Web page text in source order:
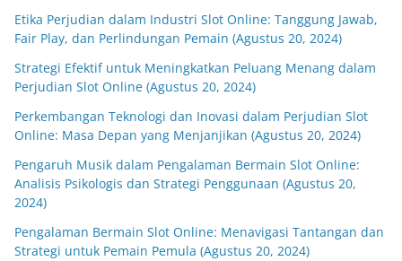
Etika Perjudian dalam Industri Slot Online: Tanggung Jawab,
Fair Play, dan Perlindungan Pemain (Agustus 20, 2024)
Strategi Efektif untuk Meningkatkan Peluang Menang dalam
Perjudian Slot Online (Agustus 20, 2024)
Perkembangan Teknologi dan Inovasi dalam Perjudian Slot
Online: Masa Depan yang Menjanjikan (Agustus 20, 2024)
Pengaruh Musik dalam Pengalaman Bermain Slot Online:
Analisis Psikologis dan Strategi Penggunaan (Agustus 20,
2024)
Pengalaman Bermain Slot Online: Menavigasi Tantangan dan
Strategi untuk Pemain Pemula (Agustus 20, 2024)